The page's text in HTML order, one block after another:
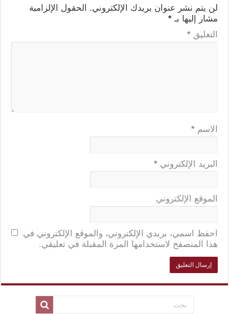
لن يتم نشر عنوان بريدك الإلكتروني.
الحقول الإلزامية
مشار إليها بـ *
التعليق *
الاسم *
البريد الإلكتروني *
الموقع الإلكتروني
احفظ اسمي، بريدي الإلكتروني، والموقع الإلكتروني في
هذا المتصفح لاستخدامها المرة المقبلة في تعليقي.